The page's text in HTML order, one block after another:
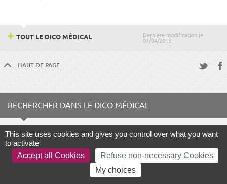
Dernière modification le
07/04/2015
TOUT LE DICO MÉDICAL
HAUT DE PAGE
RECHERCHER DANS LE DICO MÉDICAL
Terme à rechercher
This site uses cookies and gives you control over what you want
to activate
Accept all Cookies
Refuse non-necessary Cookies
My choices